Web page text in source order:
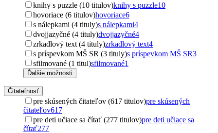
knihy s puzzle (10 titulov)knihy s puzzle10
hovoriace (6 titulov)hovoriace6
s nálepkami (4 tituly)s nálepkami4
dvojjazyčné (4 tituly)dvojjazyčné4
zrkadlový text (4 tituly)zrkadlový text4
s príspevkom MŠ SR (3 tituly)s príspevkom MŠ SR3
sfilmované (1 titul)sfilmované1
Ďalšie možnosti
Čitateľnosť
pre skúsených čitateľov (617 titulov)pre skúsených
čitateľov617
pre deti učiace sa čítať (277 titulov)pre deti učiace sa
čítať277